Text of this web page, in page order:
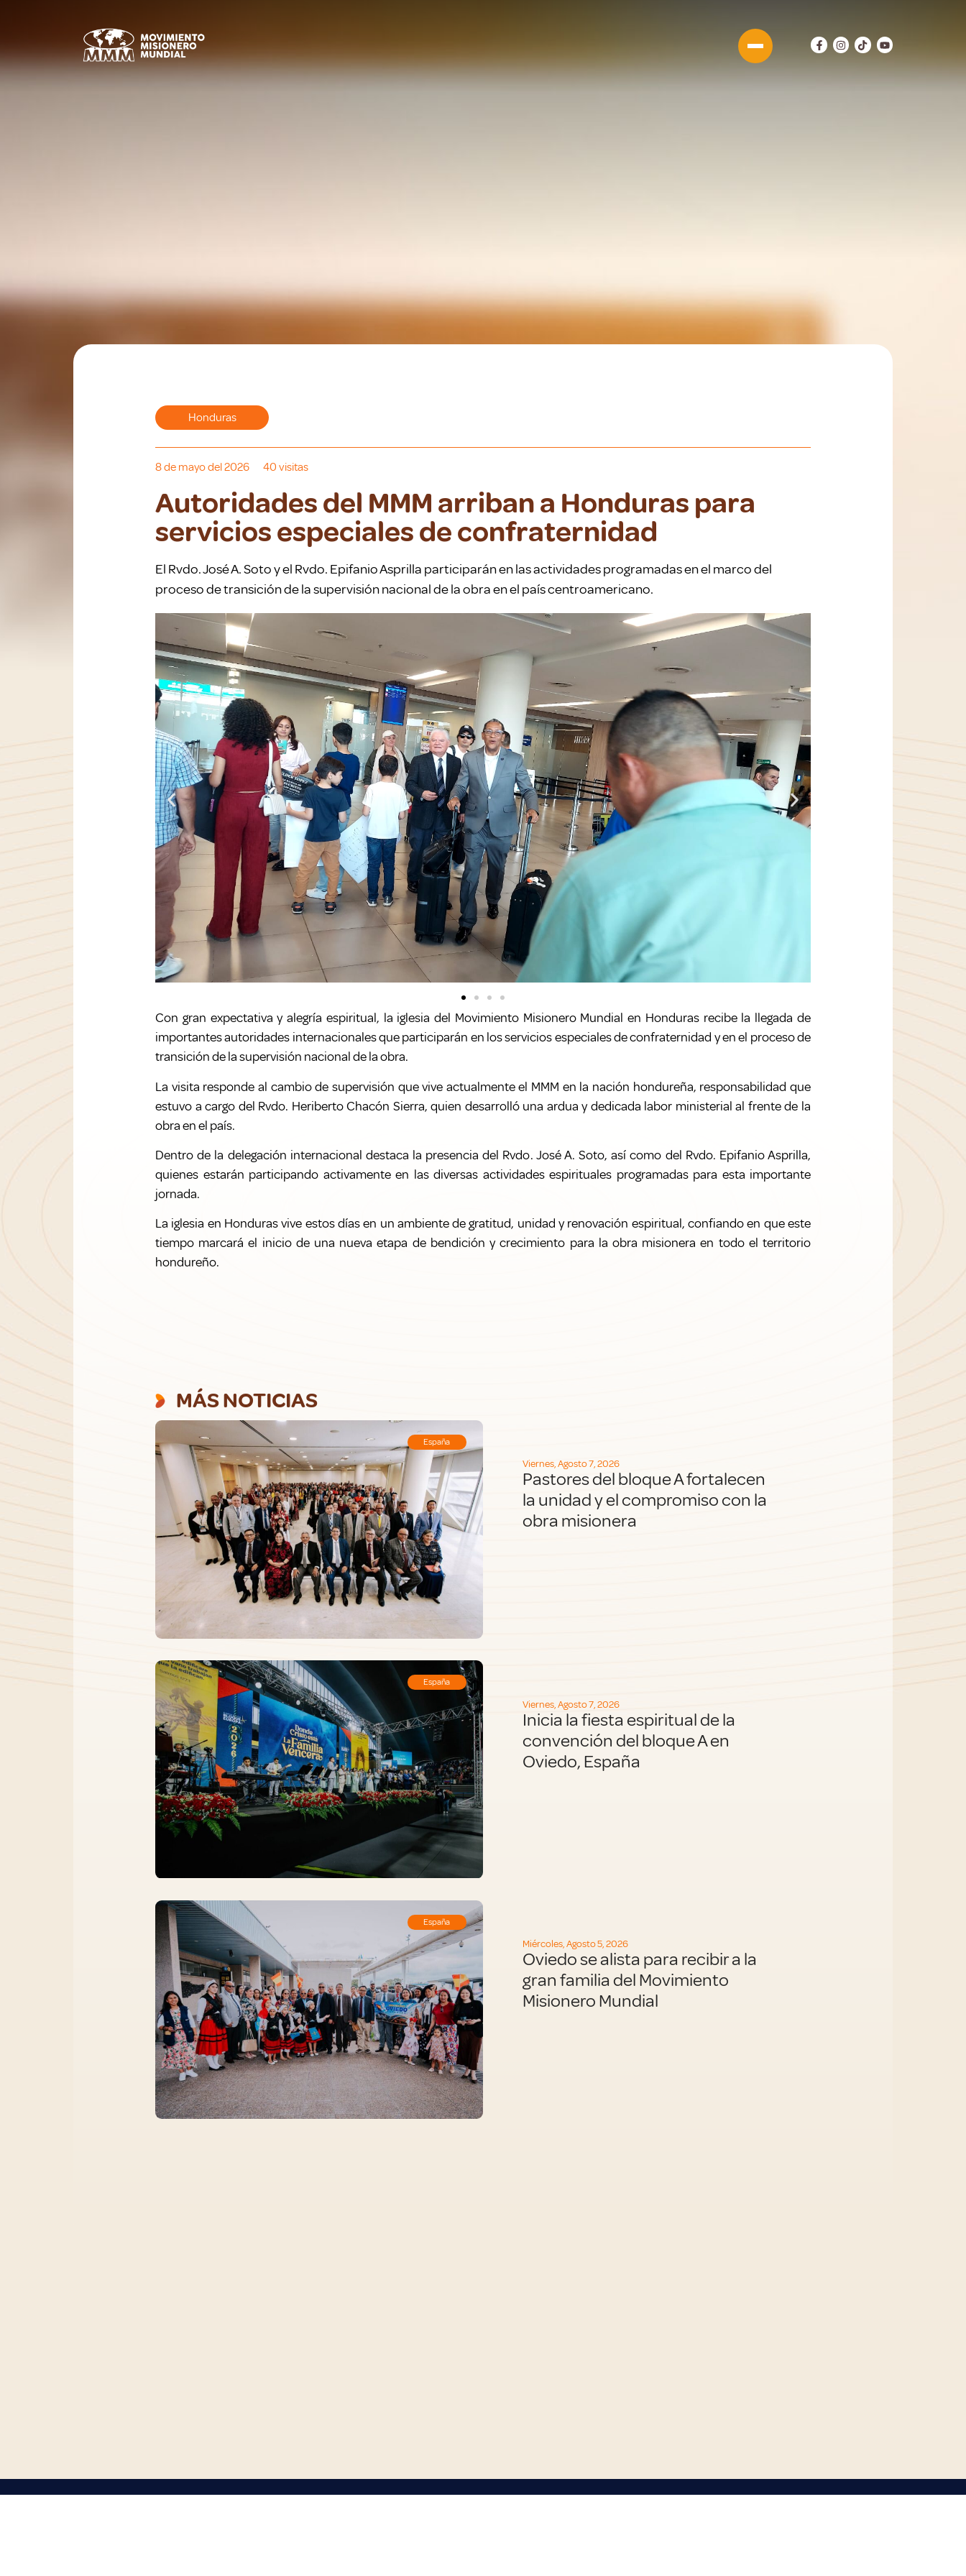
Honduras
8 de mayo del 2026 40 visitas
Autoridades del MMM arriban a Honduras para
servicios especiales de confraternidad
El Rvdo. José A. Soto y el Rvdo. Epifanio Asprilla participarán en las actividades programadas en el marco del
proceso de transición de la supervisión nacional de la obra en el país centroamericano.
Con gran expectativa y alegría espiritual, la iglesia del Movimiento Misionero Mundial en Honduras recibe la llegada de
importantes autoridades internacionales que participarán en los servicios especiales de confraternidad y en el proceso de
transición de la supervisión nacional de la obra.
La visita responde al cambio de supervisión que vive actualmente el MMM en la nación hondureña, responsabilidad que
estuvo a cargo del Rvdo. Heriberto Chacón Sierra, quien desarrolló una ardua y dedicada labor ministerial al frente de la
obra en el país.
Dentro de la delegación internacional destaca la presencia del Rvdo. José A. Soto, así como del Rvdo. Epifanio Asprilla,
quienes estarán participando activamente en las diversas actividades espirituales programadas para esta importante
jornada.
La iglesia en Honduras vive estos días en un ambiente de gratitud, unidad y renovación espiritual, confiando en que este
tiempo marcará el inicio de una nueva etapa de bendición y crecimiento para la obra misionera en todo el territorio
hondureño.
MÁS NOTICIAS
España
Viernes, Agosto 7, 2026
Pastores del bloque A fortalecen
la unidad y el compromiso con la
obra misionera
España
Viernes, Agosto 7, 2026
Inicia la fiesta espiritual de la
convención del bloque A en
Oviedo, España
España
Miércoles, Agosto 5, 2026
Oviedo se alista para recibir a la
gran familia del Movimiento
Misionero Mundial